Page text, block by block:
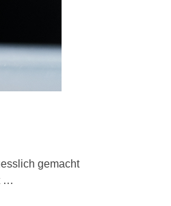
gemacht
…